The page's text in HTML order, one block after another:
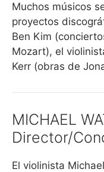
Muchos músicos
proyectos
Ben Kim
Mozart), el
Kerr (obras de
MICHAEL
Director/
El violinista